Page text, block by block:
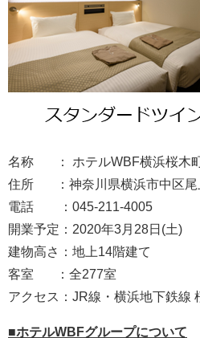
名称 ： ホテルWBF横浜桜木
住所 ：神奈川県横浜市中区尾
電話 ：045-211-4005
開業予定：2020年3月28日(土)
建物高さ：地上14階建て
客室 ：全277室
アクセス：JR線・横浜地下鉄線
■ホテルWBFグループについて